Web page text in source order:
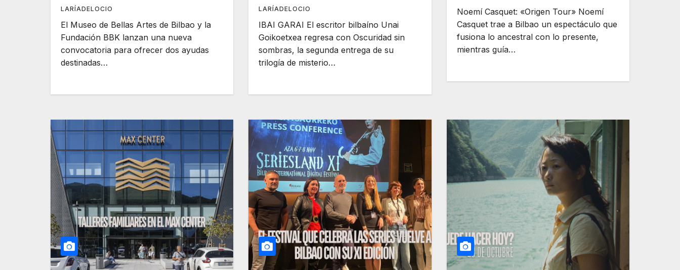
LARÍADELOCIO
El Museo de Bellas Artes de Bilbao y la
Fundación BBK lanzan una nueva
convocatoria para ofrecer dos ayudas
destinadas…
LARÍADELOCIO
IBAI GARAI El escritor bilbaíno Unai
Goikoetxea regresa con Oscuridad sin
sombras, la segunda entrega de su
trilogía de misterio…
Noemí Casquet: «Origen Tour» Noemí
Casquet trae a Bilbao un espectáculo que
fusiona lo ancestral con lo presente,
mientras guía…